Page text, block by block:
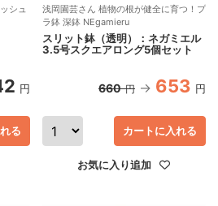
シュ
円
る
浅岡園芸さん 植物の根が健全に育つ！プ
ラ鉢 深鉢 NEgamieru
スリット鉢（透明）：ネガミエル
3.5号スクエアロング5個セット
660 円 653 円
カートに入れる
お気に入り追加